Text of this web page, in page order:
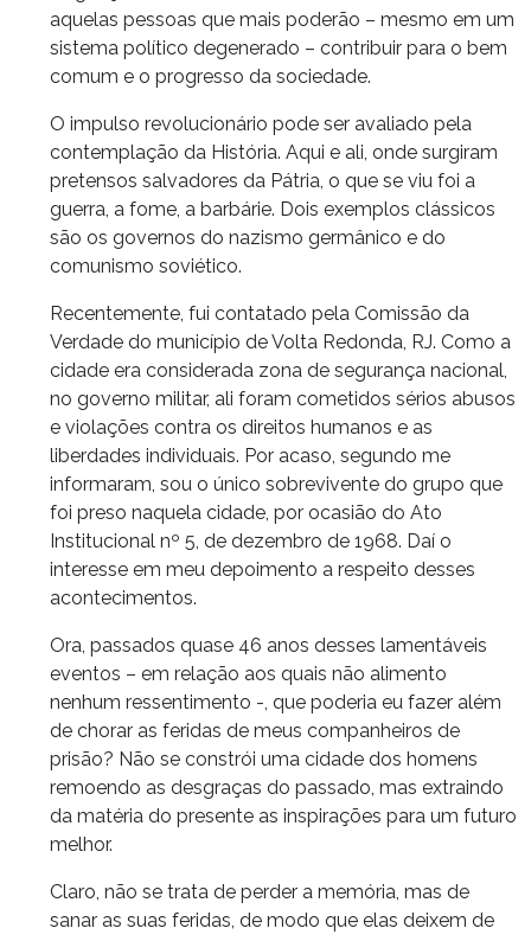
aquelas pessoas que mais poderão – mesmo em um
sistema político degenerado – contribuir para o bem
comum e o progresso da sociedade.
O impulso revolucionário pode ser avaliado pela
contemplação da História. Aqui e ali, onde surgiram
pretensos salvadores da Pátria, o que se viu foi a
guerra, a fome, a barbárie. Dois exemplos clássicos
são os governos do nazismo germânico e do
comunismo soviético.
Recentemente, fui contatado pela Comissão da
Verdade do município de Volta Redonda, RJ. Como a
cidade era considerada zona de segurança nacional,
no governo militar, ali foram cometidos sérios abusos
e violações contra os direitos humanos e as
liberdades individuais. Por acaso, segundo me
informaram, sou o único sobrevivente do grupo que
foi preso naquela cidade, por ocasião do Ato
Institucional nº 5, de dezembro de 1968. Daí o
interesse em meu depoimento a respeito desses
acontecimentos.
Ora, passados quase 46 anos desses lamentáveis
eventos – em relação aos quais não alimento
nenhum ressentimento -, que poderia eu fazer além
de chorar as feridas de meus companheiros de
prisão? Não se constrói uma cidade dos homens
remoendo as desgraças do passado, mas extraindo
da matéria do presente as inspirações para um futuro
melhor.
Claro, não se trata de perder a memória, mas de
sanar as suas feridas, de modo que elas deixem de